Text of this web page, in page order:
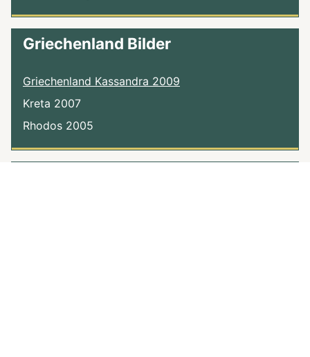
Griechenland Bilder
Griechenland Kassandra 2009
Kreta 2007
Rhodos 2005